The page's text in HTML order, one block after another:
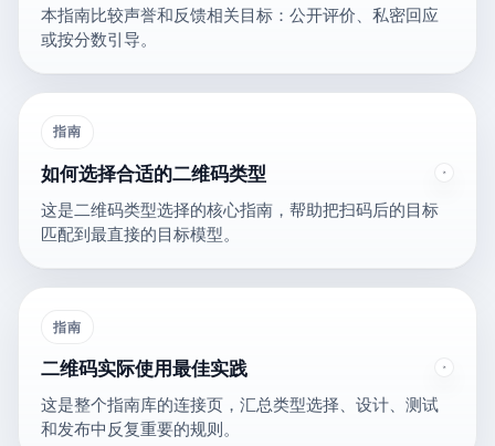
本指南比较声誉和反馈相关目标：公开评价、私密回应
或按分数引导。
指南
如何选择合适的二维码类型
这是二维码类型选择的核心指南，帮助把扫码后的目标
匹配到最直接的目标模型。
指南
二维码实际使用最佳实践
这是整个指南库的连接页，汇总类型选择、设计、测试
和发布中反复重要的规则。